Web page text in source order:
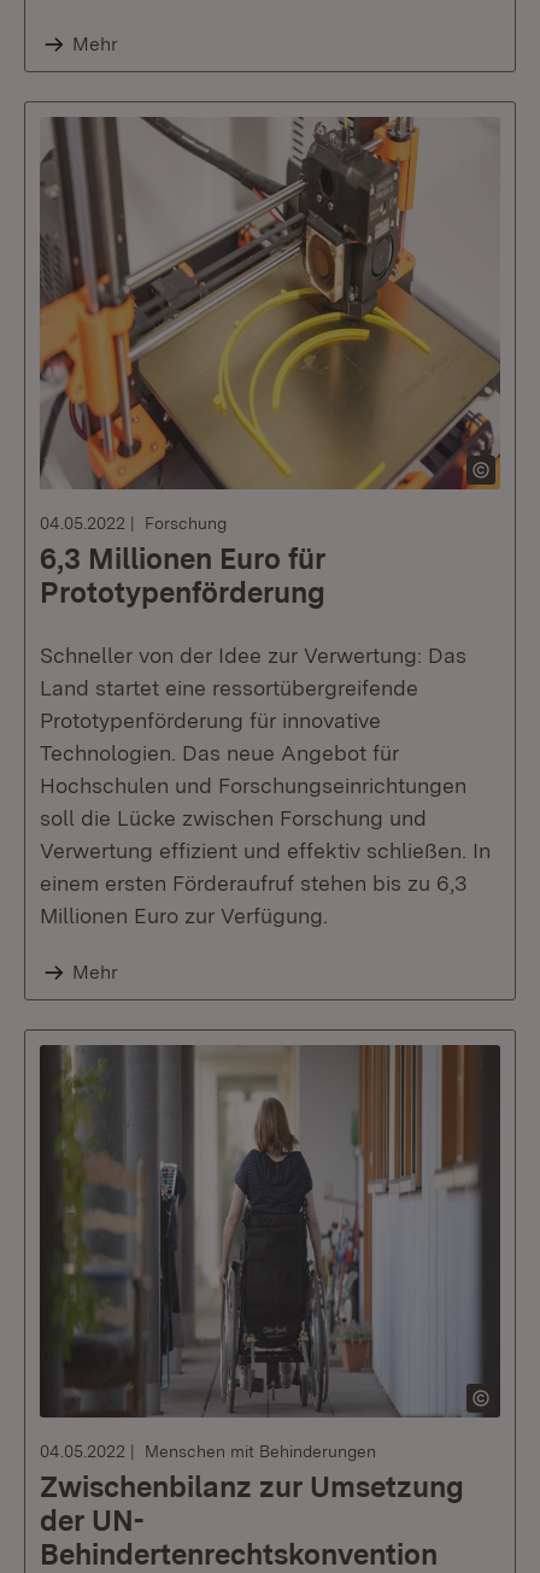
Mehr
04.05.2022 Forschung
6,3 Millionen Euro für
Prototypenförderung
Schneller von der Idee zur Verwertung: Das
Land startet eine ressortübergreifende
Prototypenförderung für innovative
Technologien. Das neue Angebot für
Hochschulen und Forschungseinrichtungen
soll die Lücke zwischen Forschung und
Verwertung effizient und effektiv schließen. In
einem ersten Förderaufruf stehen bis zu 6,3
Millionen Euro zur Verfügung.
Mehr
04.05.2022 Menschen mit Behinderungen
Zwischenbilanz zur Umsetzung
der UN-
Behindertenrechtskonvention